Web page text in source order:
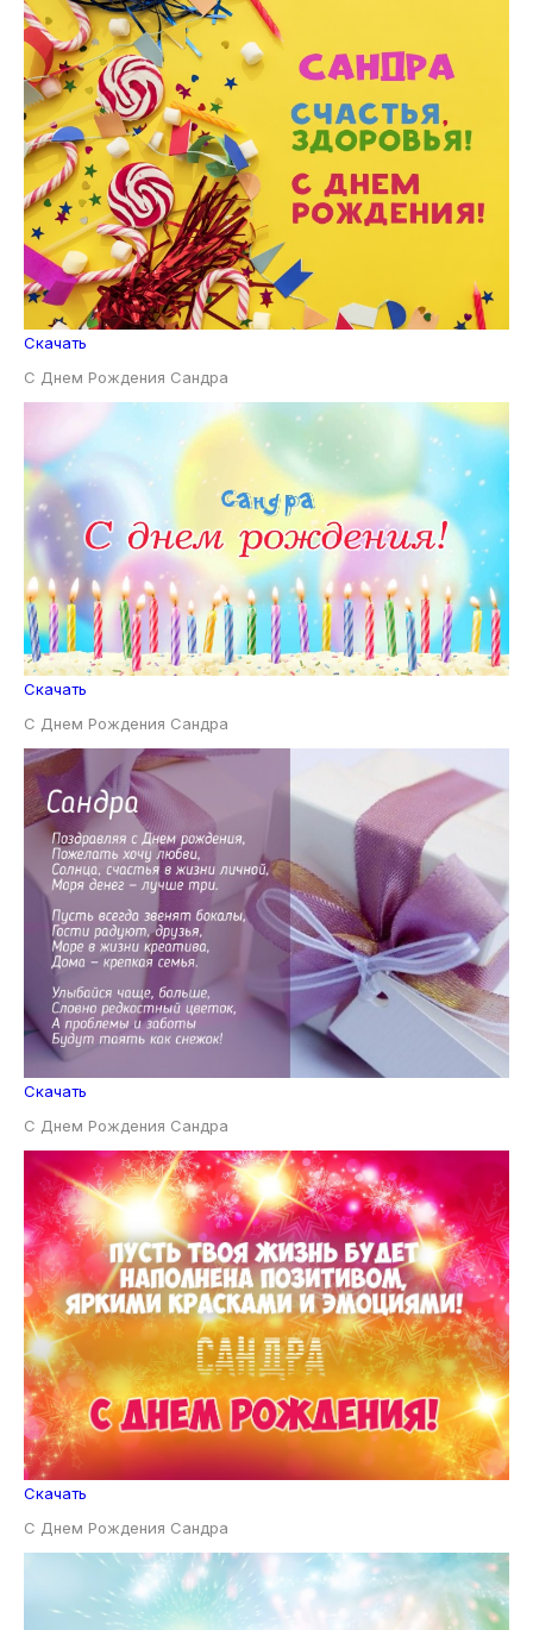
Скачать
С Днем Рождения Сандра
Скачать
С Днем Рождения Сандра
Скачать
С Днем Рождения Сандра
Скачать
С Днем Рождения Сандра